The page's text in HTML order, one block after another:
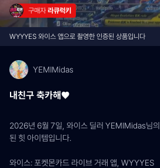
구매자 라큐럭키
WYYYES 와이스 앱으로 촬영한 인증된 상품입니다
YEMIMidas
내친구 축카해♥︎
2026년 6월 7일, 와이스 딜러 YEMIMidas님의
된 힛 아이템입니다.
와이스: 포켓몬카드 라이브 거래 앱, WYYYES